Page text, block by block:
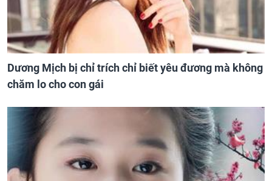
Dương Mịch bị chỉ trích chỉ biết yêu đương mà không
chăm lo cho con gái